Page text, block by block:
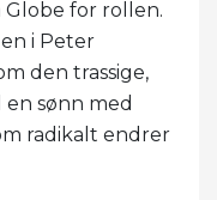
Globe for rollen.
i Peter
den trassige,
sønn med
radikalt endrer